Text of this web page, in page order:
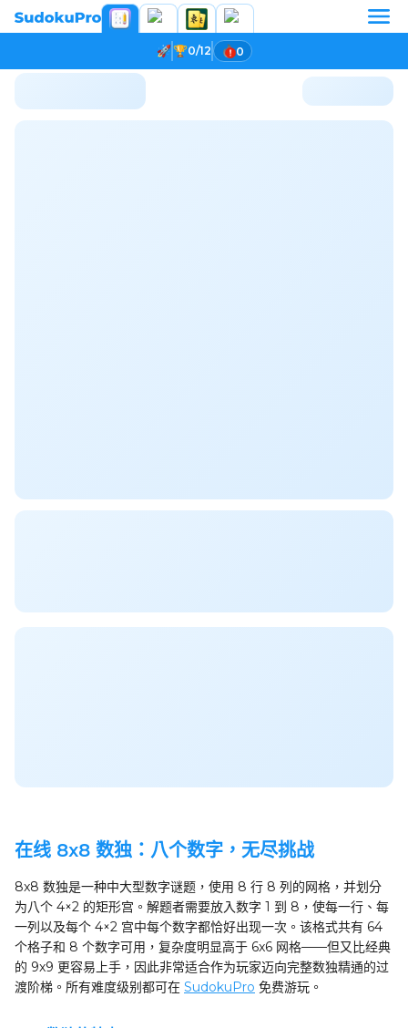
0/12 0
在线 8x8 数独：八个数字，无尽挑战
8x8 数独是一种中大型数字谜题，使用 8 行 8 列的网格，并划分
为八个 4×2 的矩形宫。解题者需要放入数字 1 到 8，使每一行、每
一列以及每个 4×2 宫中每个数字都恰好出现一次。该格式共有 64
个格子和 8 个数字可用，复杂度明显高于 6x6 网格——但又比经典
的 9x9 更容易上手，因此非常适合作为玩家迈向完整数独精通的过
渡阶梯。所有难度级别都可在 SudokuPro 免费游玩。